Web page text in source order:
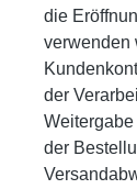
die
verwenden
der
der